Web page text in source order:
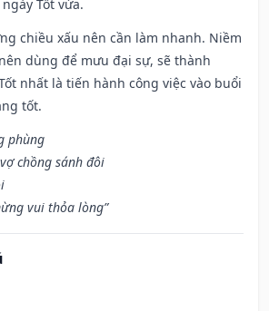
Tốt vừa.
chiều xấu nên cần làm nhanh. Niềm
dùng để mưu đại sự, sẽ thành
nhất là tiến hành công việc vào buổi
tốt.
phùng
chồng sánh đôi
vui thỏa lòng”